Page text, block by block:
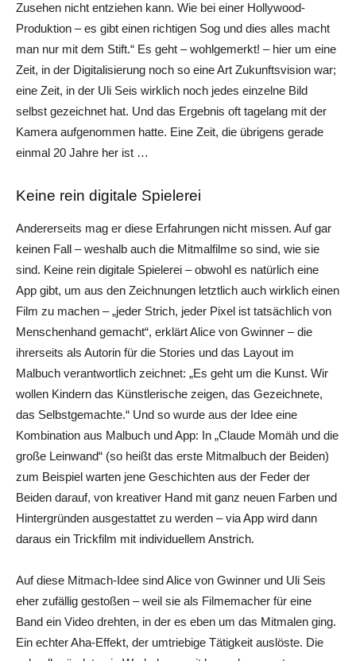
Zusehen nicht entziehen kann. Wie bei einer Hollywood-
Produktion – es gibt einen richtigen Sog und dies alles macht
man nur mit dem Stift.“ Es geht – wohlgemerkt! – hier um eine
Zeit, in der Digitalisierung noch so eine Art Zukunftsvision war;
eine Zeit, in der Uli Seis wirklich noch jedes einzelne Bild
selbst gezeichnet hat. Und das Ergebnis oft tagelang mit der
Kamera aufgenommen hatte. Eine Zeit, die übrigens gerade
einmal 20 Jahre her ist …
Keine rein digitale Spielerei
Andererseits mag er diese Erfahrungen nicht missen. Auf gar
keinen Fall – weshalb auch die Mitmalfilme so sind, wie sie
sind. Keine rein digitale Spielerei – obwohl es natürlich eine
App gibt, um aus den Zeichnungen letztlich auch wirklich einen
Film zu machen – „jeder Strich, jeder Pixel ist tatsächlich von
Menschenhand gemacht“, erklärt Alice von Gwinner – die
ihrerseits als Autorin für die Stories und das Layout im
Malbuch verantwortlich zeichnet: „Es geht um die Kunst. Wir
wollen Kindern das Künstlerische zeigen, das Gezeichnete,
das Selbstgemachte.“ Und so wurde aus der Idee eine
Kombination aus Malbuch und App: In „Claude Momäh und die
große Leinwand“ (so heißt das erste Mitmalbuch der Beiden)
zum Beispiel warten jene Geschichten aus der Feder der
Beiden darauf, von kreativer Hand mit ganz neuen Farben und
Hintergründen ausgestattet zu werden – via App wird dann
daraus ein Trickfilm mit individuellem Anstrich.
Auf diese Mitmach-Idee sind Alice von Gwinner und Uli Seis
eher zufällig gestoßen – weil sie als Filmemacher für eine
Band ein Video drehten, in der es eben um das Mitmalen ging.
Ein echter Aha-Effekt, der umtriebige Tätigkeit auslöste. Die